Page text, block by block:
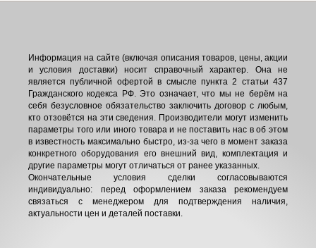
Информация на сайте (включая описания товаров, цены, акции
и условия доставки) носит справочный характер. Она не
является публичной офертой в смысле пункта 2 статьи 437
Гражданского кодекса РФ. Это означает, что мы не берём на
себя безусловное обязательство заключить договор с любым,
кто отзовётся на эти сведения. Производители могут изменить
параметры того или иного товара и не поставить нас в об этом
в известность максимально быстро, из-за чего в момент заказа
конкретного оборудования его внешний вид, комплектация и
другие параметры могут отличаться от ранее указанных.
Окончательные условия сделки согласовываются
индивидуально: перед оформлением заказа рекомендуем
связаться с менеджером для подтверждения наличия,
актуальности цен и деталей поставки.